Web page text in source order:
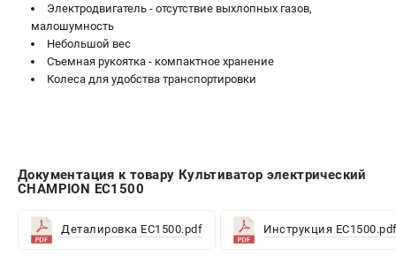
Электродвигатель - отсутствие выхлопных газов,
малошумность
Небольшой вес
Съемная рукоятка - компактное хранение
Колеса для удобства транспортировки
Документация к товару Культиватор электрический
CHAMPION EC1500
Деталировка EC1500.pdf Инструкция